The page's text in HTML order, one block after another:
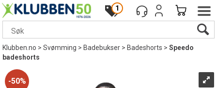
1
Klubben.no>Svømming>Badebukser>Badeshorts>Speedo
badeshorts
50%